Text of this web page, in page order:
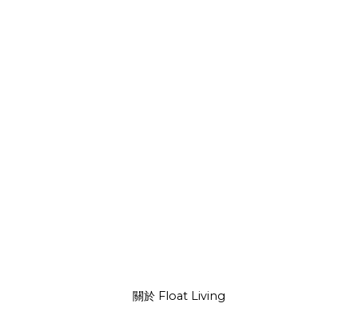
關於 Float Living